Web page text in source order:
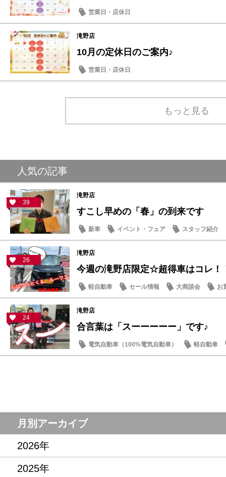
営業日・店休日
滝野店
10月の定休日のご案内♪
営業日・店休日
もっと見る
人気の記事
39
滝野店
すこし早めの「春」の到来です
新車 イベント・フェア スタッフ紹介
26
滝野店
今週の滝野店限定☆超得車はコレ！
軽自動車 セール情報 大商談会 お
24
滝野店
合言葉は「スーーーーー」です♪
電気自動車（100%電気自動車）
軽自動車
サクラ
月別アーカイブ
2026年
2025年